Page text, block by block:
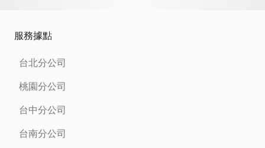
服務據點
台北分公司
桃園分公司
台中分公司
台南分公司